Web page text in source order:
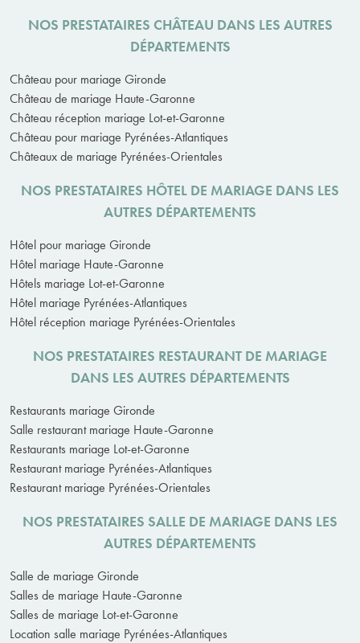
NOS PRESTATAIRES CHÂTEAU DANS LES AUTRES
DÉPARTEMENTS
Château pour mariage Gironde
Château de mariage Haute-Garonne
Château réception mariage Lot-et-Garonne
Château pour mariage Pyrénées-Atlantiques
Châteaux de mariage Pyrénées-Orientales
NOS PRESTATAIRES HÔTEL DE MARIAGE DANS LES
AUTRES DÉPARTEMENTS
Hôtel pour mariage Gironde
Hôtel mariage Haute-Garonne
Hôtels mariage Lot-et-Garonne
Hôtel mariage Pyrénées-Atlantiques
Hôtel réception mariage Pyrénées-Orientales
NOS PRESTATAIRES RESTAURANT DE MARIAGE
DANS LES AUTRES DÉPARTEMENTS
Restaurants mariage Gironde
Salle restaurant mariage Haute-Garonne
Restaurants mariage Lot-et-Garonne
Restaurant mariage Pyrénées-Atlantiques
Restaurant mariage Pyrénées-Orientales
NOS PRESTATAIRES SALLE DE MARIAGE DANS LES
AUTRES DÉPARTEMENTS
Salle de mariage Gironde
Salles de mariage Haute-Garonne
Salles de mariage Lot-et-Garonne
Location salle mariage Pyrénées-Atlantiques